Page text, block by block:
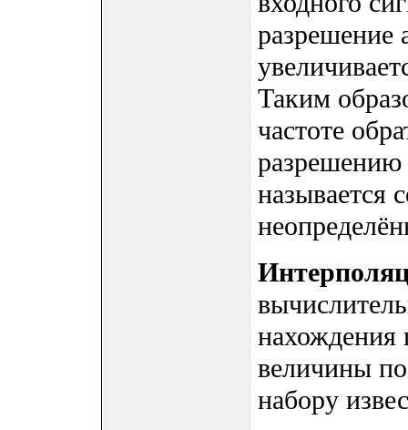
разрешение
Таким
частоте
разрешению
называется
нахождения
величины
набору